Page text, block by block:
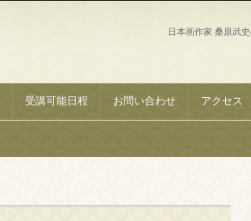
日本画作家 桑原武
受講可能日程 お問い合わせ アクセス